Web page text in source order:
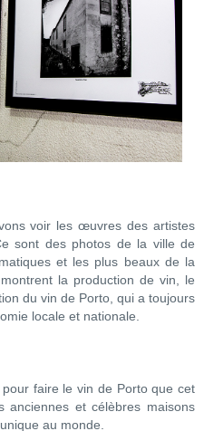
voir les œuvres des artistes
sont des photos de la ville de
et les plus beaux de la
la production de vin, le
du vin de Porto, qui a toujours
locale et nationale.
faire le vin de Porto que cet
anciennes et célèbres maisons
au monde.